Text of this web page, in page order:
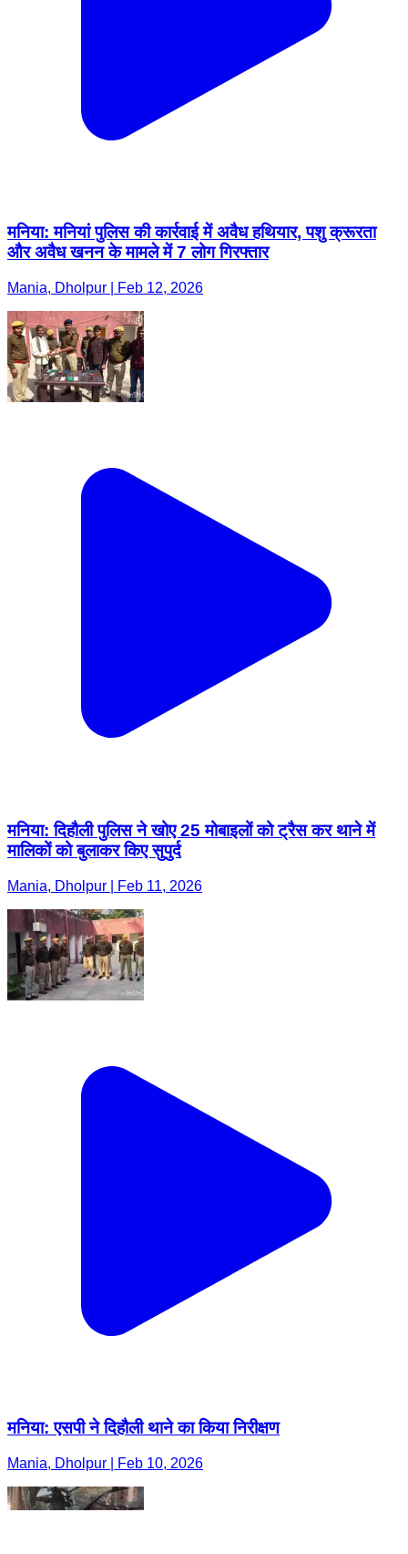
मनिया: मनियां पुलिस की कार्रवाई में अवैध हथियार, पशु क्रूरता
और अवैध खनन के मामले में 7 लोग गिरफ्तार
Mania, Dholpur | Feb 12, 2026
मनिया: दिहौली पुलिस ने खोए 25 मोबाइलों को ट्रैस कर थाने में
मालिकों को बुलाकर किए सुपुर्द
Mania, Dholpur | Feb 11, 2026
मनिया: एसपी ने दिहौली थाने का किया निरीक्षण
Mania, Dholpur | Feb 10, 2026